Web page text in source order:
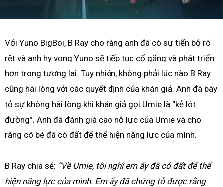
Với Yuno BigBoi, B Ray cho rằng anh đã có sự tiến bộ rõ
rệt và anh hy vọng Yuno sẽ tiếp tục cố gắng và phát triển
hơn trong tương lai. Tuy nhiên, không phải lúc nào B Ray
cũng hài lòng với các quyết định của khán giả. Anh đã bày
tỏ sự không hài lòng khi khán giả gọi Umie là “kẻ lót
đường”. Anh đã đánh giá cao nỗ lực của Umie và cho
rằng cô bé đã có đất để thể hiện năng lực của mình.
B Ray chia sẻ: “Về Umie, tôi nghĩ em ấy đã có đất để thể
hiện năng lực của mình. Em ấy đã chứng tỏ được rằng